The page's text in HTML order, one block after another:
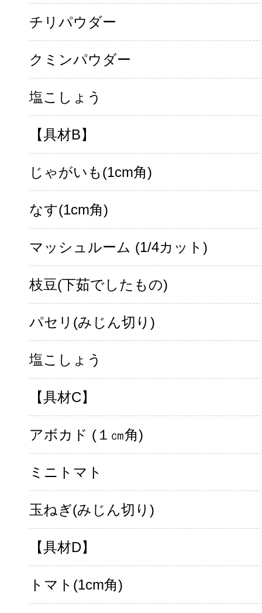
チリパウダー
クミンパウダー
塩こしょう
【具材B】
じゃがいも(1cm角)
なす(1cm角)
マッシュルーム (1/4カット)
枝豆(下茹でしたもの)
パセリ(みじん切り)
塩こしょう
【具材C】
アボカド (１㎝角)
ミニトマト
玉ねぎ(みじん切り)
【具材D】
トマト(1cm角)